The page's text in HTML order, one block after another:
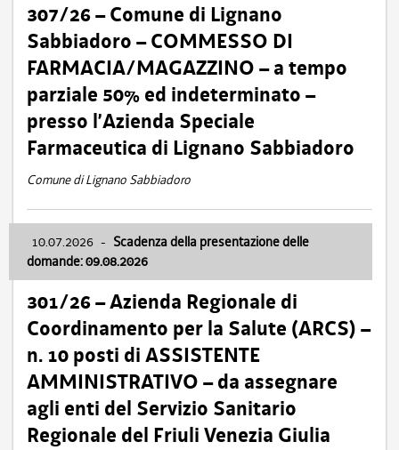
307/26 – Comune di Lignano
Sabbiadoro – COMMESSO DI
FARMACIA/MAGAZZINO – a tempo
parziale 50% ed indeterminato –
presso l’Azienda Speciale
Farmaceutica di Lignano Sabbiadoro
Comune di Lignano Sabbiadoro
10.07.2026 - Scadenza della presentazione delle
domande: 09.08.2026
301/26 – Azienda Regionale di
Coordinamento per la Salute (ARCS) –
n. 10 posti di ASSISTENTE
AMMINISTRATIVO – da assegnare
agli enti del Servizio Sanitario
Regionale del Friuli Venezia Giulia